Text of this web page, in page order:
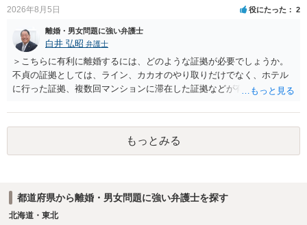
2026年8月5日 役にたった 2
離婚・男女問題に強い弁護士
白井 弘昭 弁護士
＞こちらに有利に離婚するには、どのような証拠が必要でしょうか。
不貞の証拠としては、ライン、カカオのやり取りだけでなく、ホテル
に行った証拠、複数回マンションに滞在した証拠などが有効です。 不
婚する、慰謝料をとるなど）ことができると思われます。 ただし、不
貞発覚後、長期間同居を続けると、不貞を許したとの評価につながる
場合がありますので、ご注意ください。 以上、ご参考まで。
もっとみる
都道府県から離婚・男女問題に強い弁護士を探す
北海道・東北